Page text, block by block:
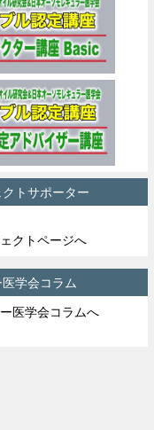
トサポーター
クトページへ
学会コラム
医学会コラムへ